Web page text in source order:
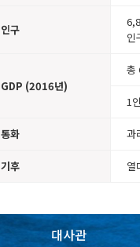
인구
인
GDP (2016년)
총
1
통화 과
기후 열
대사관